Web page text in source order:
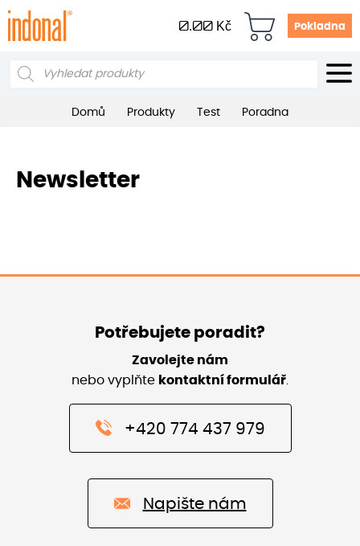
0.00 Kč Pokladna
Products
Domů Produkty Test Poradna
Newsletter
Potřebujete poradit?
Zavolejte nám
nebo vyplňte kontaktní formulář
+420 774 437 979
Napište nám